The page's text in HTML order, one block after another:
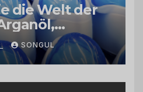
die Welt der
und
von
und Anbietern
SONGUL